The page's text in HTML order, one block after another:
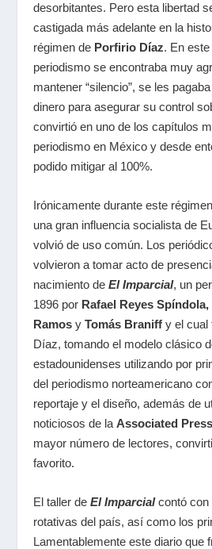
desorbitantes. Pero esta libertad
castigada más adelante en la
régimen de Porfirio Díaz. En
periodismo se encontraba muy
mantener “silencio”, se les
dinero para asegurar su control
convirtió en uno de los capítulos
periodismo en México y desde
podido mitigar al 100%.
Irónicamente durante este
una gran influencia socialista de
volvió de uso común. Los
volvieron a tomar acto de
nacimiento deEl Imparcial, un
1896 por Rafael Reyes
Ramosy Tomás Braniff y el cual
Díaz, tomando el modelo clásico
estadounidenses utilizando por
del periodismo norteamericano
reportaje y el diseño, además de
noticiosos de laAssociated Press
mayor número de lectores,
favorito.
El taller deEl Imparcialcontó con
rotativas del país, así como los
Lamentablemente este diario que